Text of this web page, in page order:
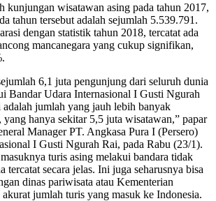
kunjungan wisatawan asing pada tahun 2017,
tahun tersebut adalah sejumlah 5.539.791.
dengan statistik tahun 2018, tercatat ada
mancanegara yang cukup signifikan,
6,1 juta pengunjung dari seluruh dunia
Bandar Udara Internasional I Gusti Ngurah
jumlah yang jauh lebih banyak
hanya sekitar 5,5 juta wisatawan,” papar
Manager PT. Angkasa Pura I (Persero)
I Gusti Ngurah Rai, pada Rabu (23/1).
turis asing melakui bandara tidak
tercatat secara jelas. Ini juga seharusnya bisa
dinas pariwisata atau Kementerian
jumlah turis yang masuk ke Indonesia.